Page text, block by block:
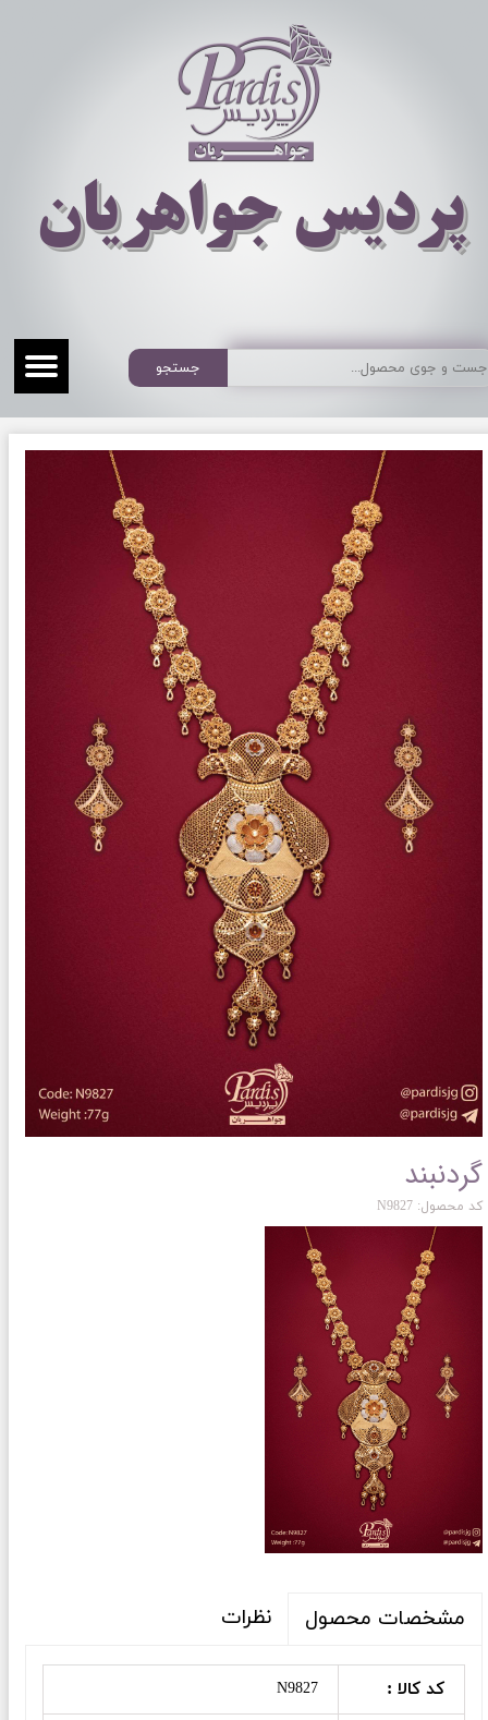
​​​​پردیس جواهریان
جستجو
گردنبند
کد محصول: N9827
مشخصات محصول نظرات
کد کالا : N9827